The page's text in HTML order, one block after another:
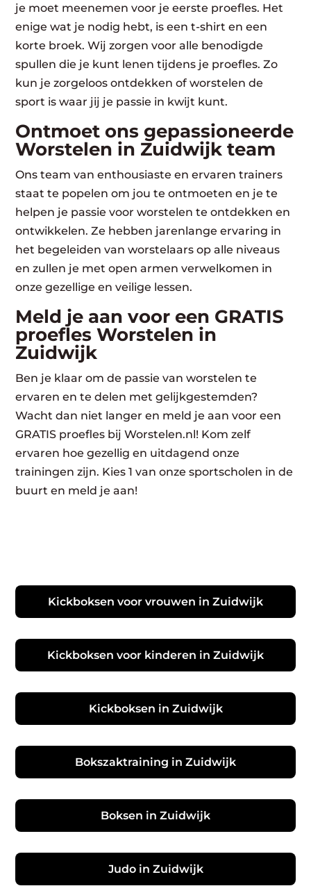
je moet meenemen voor je eerste proefles. Het
enige wat je nodig hebt, is een t-shirt en een
korte broek. Wij zorgen voor alle benodigde
spullen die je kunt lenen tijdens je proefles. Zo
kun je zorgeloos ontdekken of worstelen de
sport is waar jij je passie in kwijt kunt.
Ontmoet ons gepassioneerde
Worstelen in Zuidwijk team
Ons team van enthousiaste en ervaren trainers
staat te popelen om jou te ontmoeten en je te
helpen je passie voor worstelen te ontdekken en
ontwikkelen. Ze hebben jarenlange ervaring in
het begeleiden van worstelaars op alle niveaus
en zullen je met open armen verwelkomen in
onze gezellige en veilige lessen.
Meld je aan voor een GRATIS
proefles Worstelen in
Zuidwijk
Ben je klaar om de passie van worstelen te
ervaren en te delen met gelijkgestemden?
Wacht dan niet langer en meld je aan voor een
GRATIS proefles bij Worstelen.nl! Kom zelf
ervaren hoe gezellig en uitdagend onze
trainingen zijn. Kies 1 van onze sportscholen in de
buurt en meld je aan!
Kickboksen voor vrouwen in Zuidwijk
Kickboksen voor kinderen in Zuidwijk
Kickboksen in Zuidwijk
Bokszaktraining in Zuidwijk
Boksen in Zuidwijk
Judo in Zuidwijk